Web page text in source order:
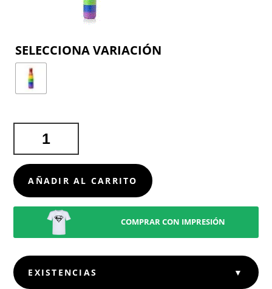
CANTIDAD
AÑADIR AL CARRITO
COMPRAR CON IMPRESIÓN
EXISTENCIAS ▼